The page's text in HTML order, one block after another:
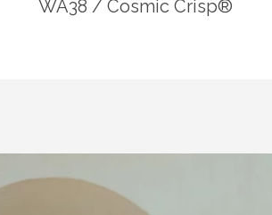
WA38 / Cosmic Crisp®